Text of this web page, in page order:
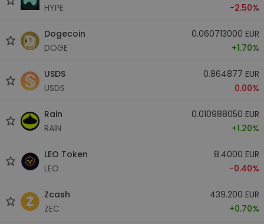
HYPE
-2.50%
Dogecoin
DOGE
0.060713000 EUR
+1.70%
USDS
USDS
0.864877 EUR
0.00%
Rain
RAIN
0.010988050 EUR
+1.20%
LEO Token
LEO
8.4000 EUR
-0.40%
Zcash
ZEC
439.200 EUR
+0.70%